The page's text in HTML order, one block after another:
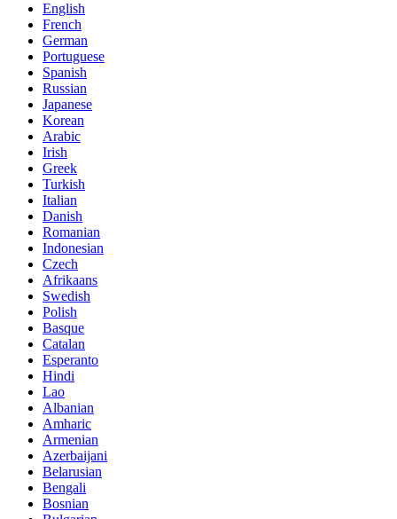
English
French
German
Portuguese
Spanish
Russian
Japanese
Korean
Arabic
Irish
Greek
Turkish
Italian
Danish
Romanian
Indonesian
Czech
Afrikaans
Swedish
Polish
Basque
Catalan
Esperanto
Hindi
Lao
Albanian
Amharic
Armenian
Azerbaijani
Belarusian
Bengali
Bosnian